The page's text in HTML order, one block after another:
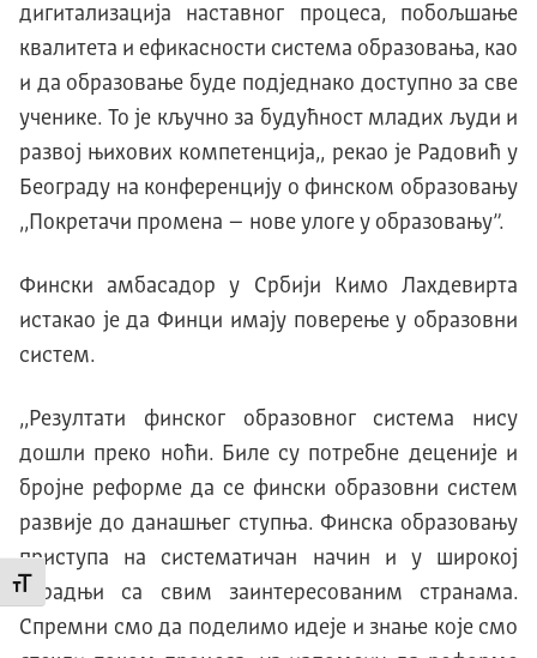
Промени величину слова
дигитализација наставног процеса, побољшање
квалитета и ефикасности система образовања, као
и да образовање буде подједнако доступно за све
ученике. То је кључно за будућност младих људи и
развој њихових компетенција,, рекао је Радовић у
Београду на конференцију о финском образовању
,,Покретачи промена – нове улоге у образовању”.
Фински амбасадор у Србији Кимо Лахдевирта
истакао је да Финци имају поверење у образовни
систем.
,,Резултати финског образовног система нису
дошли преко ноћи. Биле су потребне деценије и
бројне реформе да се фински образовни систем
развије до данашњег ступња. Финска образовању
приступа на систематичан начин и у широкој
сарадњи са свим заинтересованим странама.
Спремни смо да поделимо идеје и знање које смо